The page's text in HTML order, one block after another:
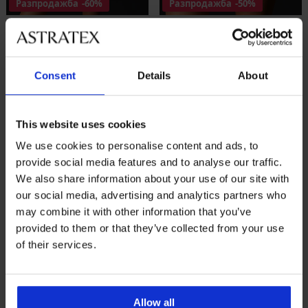
Consent Details About
This website uses cookies
We use cookies to personalise content and ads, to
provide social media features and to analyse our traffic.
We also share information about your use of our site with
our social media, advertising and analytics partners who
may combine it with other information that you’ve
provided to them or that they’ve collected from your use
of their services.
Allow all
Разпродажба -60%
Намаление
16,40 €(32,08 лв.) Първоначална цена
Разпродажба -50%
Еротични прашки Obsessive
Намаление
10,49 € (20,52 лв.)
20,99 €